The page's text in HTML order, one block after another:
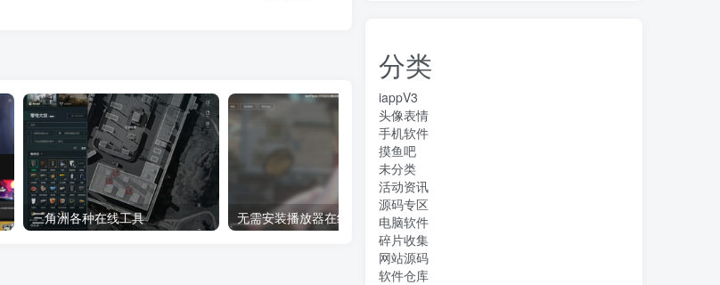
三角洲各种在线工具 无需安装播放器在线播放
分类
iappV3
头像表情
手机软件
摸鱼吧
未分类
活动资讯
源码专区
电脑软件
碎片收集
网站源码
软件仓库